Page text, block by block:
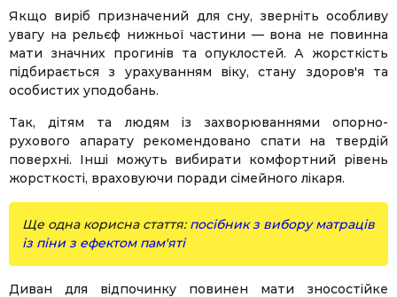
Якщо виріб призначений для сну, зверніть особливу
увагу на рельєф нижньої частини — вона не повинна
мати значних прогинів та опуклостей. А жорсткість
підбирається з урахуванням віку, стану здоров'я та
особистих уподобань.
Так, дітям та людям із захворюваннями опорно-
рухового апарату рекомендовано спати на твердій
поверхні. Інші можуть вибирати комфортний рівень
жорсткості, враховуючи поради сімейного лікаря.
Ще одна корисна стаття: посібник з вибору матраців
із піни з ефектом пам'яті
Диван для відпочинку повинен мати зносостійке
Facebook
TwitterWhatsApp
ViberTelegram